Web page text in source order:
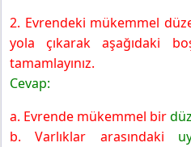
2. Evrendeki mükemmel
yola çıkarak aşağıdaki
tamamlayınız.
Cevap:
a. Evrende mükemmel bir
b. Varlıklar arasındaki